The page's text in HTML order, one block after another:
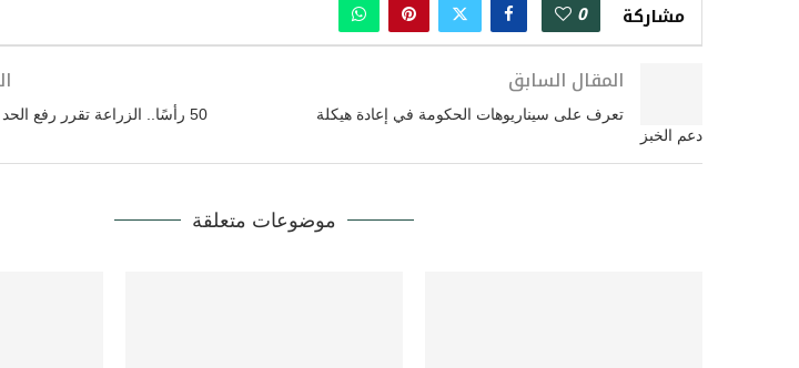
مشاركة 0
المقال السابق
تعرف على سيناريوهات الحكومة في إعادة هيكلة
دعم الخبز
50 رأسًا.. الزراعة تقرر رفع
موضوعات متعلقة